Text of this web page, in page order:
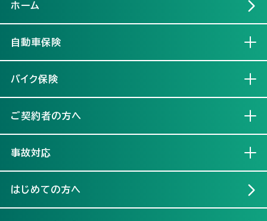
ホーム
自動車保険
バイク保険
ご契約者の方へ
事故対応
はじめての方へ